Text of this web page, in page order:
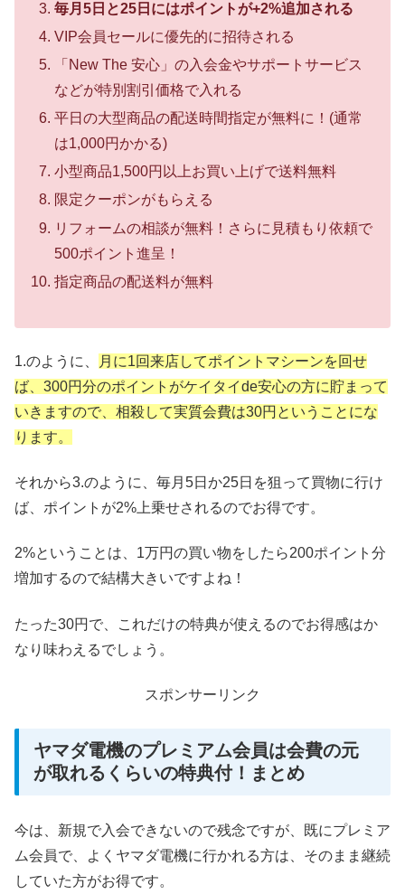
毎月5日と25日にはポイントが+2%追加される
VIP会員セールに優先的に招待される
「New The 安心」の入会金やサポートサービス
などが特別割引価格で入れる
平日の大型商品の配送時間指定が無料に！(通常
は1,000円かかる)
小型商品1,500円以上お買い上げで送料無料
限定クーポンがもらえる
リフォームの相談が無料！さらに見積もり依頼で
500ポイント進呈！
指定商品の配送料が無料
1.のように、
月に1回来店してポイントマシーンを回せ
ば、300円分のポイントがケイタイde安心の方に貯まって
いきますので、相殺して実質会費は30円ということにな
ります。
それから3.のように、毎月5日か25日を狙って買物に行け
ば、ポイントが2%上乗せされるのでお得です。
2%ということは、1万円の買い物をしたら200ポイント分
増加するので結構大きいですよね！
たった30円で、これだけの特典が使えるのでお得感はか
なり味わえるでしょう。
スポンサーリンク
ヤマダ電機のプレミアム会員は会費の元
が取れるくらいの特典付！まとめ
今は、新規で入会できないので残念ですが、既にプレミア
ム会員で、よくヤマダ電機に行かれる方は、そのまま継続
していた方がお得です。